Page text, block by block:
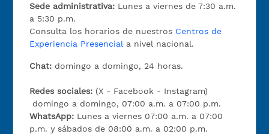
Sede administrativa: Lunes a viernes de 7:30 a.m.
a 5:30 p.m.
Consulta los horarios de nuestros Centros de
Experiencia Presencial a nivel nacional.
Chat: domingo a domingo, 24 horas.
Redes sociales: (X - Facebook - Instagram)
domingo a domingo, 07:00 a.m. a 07:00 p.m.
WhatsApp: Lunes a viernes 07:00 a.m. a 07:00
p.m. y sábados de 08:00 a.m. a 02:00 p.m.